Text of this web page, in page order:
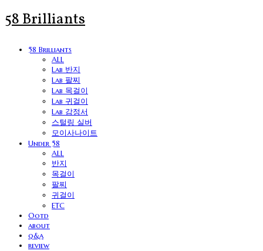
58 Brilliants
58 Brilliants
ALL
Lab 반지
Lab 팔찌
Lab 목걸이
Lab 귀걸이
Lab 감정서
스털링 실버
모이사나이트
Under 58
ALL
반지
목걸이
팔찌
귀걸이
ETC
Ootd
about
q&a
review